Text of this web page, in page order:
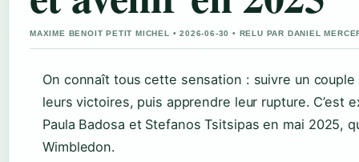
MAXIME BENOIT PETIT MICHEL • 2026-06-30 • RELU PAR DANIEL
On connaît tous cette sensation : suivre un
leurs victoires, puis apprendre leur rupture. C’est
Paula Badosa et Stefanos Tsitsipas en mai 2025,
Wimbledon.